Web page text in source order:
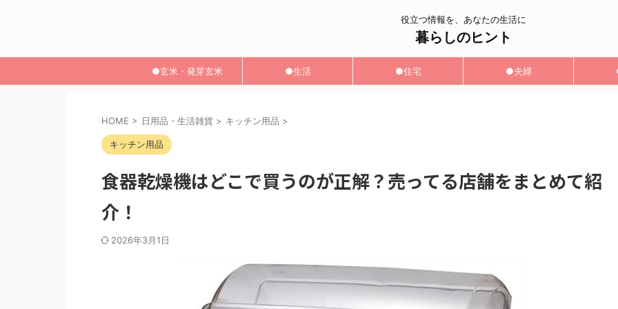
役立つ情報を、あなたの生活に
暮らしのヒント
●玄米・発芽玄米 ●生活 ●住宅 ●夫婦
HOME > 日用品・生活雑貨 > キッチン用品 >
キッチン用品
食器乾燥機はどこで買うのが正解？売ってる店舗をまとめて紹
介！
2026年3月1日